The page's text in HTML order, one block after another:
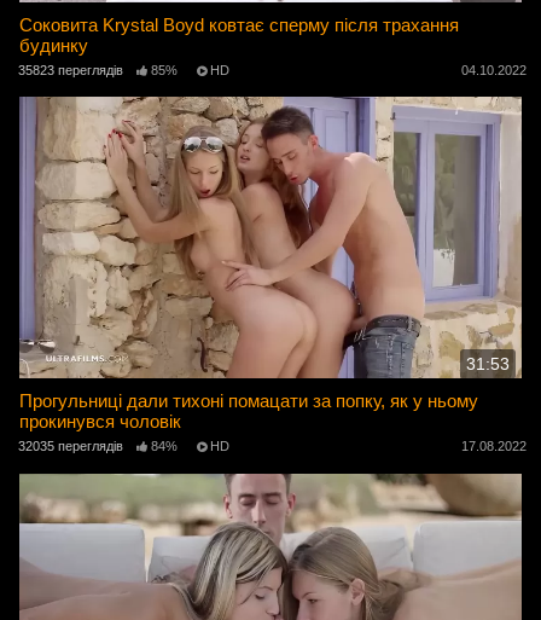
Соковита Krystal Boyd ковтає сперму після трахання
будинку
35823 переглядів 85% HD 04.10.2022
31:53
Прогульниці дали тихоні помацати за попку, як у ньому
прокинувся чоловік
32035 переглядів 84% HD 17.08.2022